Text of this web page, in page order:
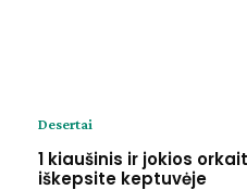
Desertai
1 kiaušinis ir jokios
iškepsite keptuvėje